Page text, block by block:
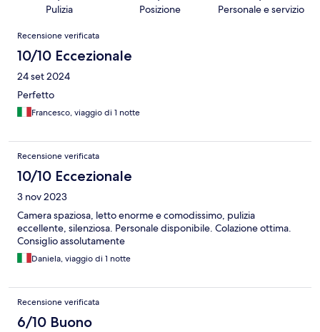
Pulizia Posizione Personale e servizio
Recensioni
Recensione verificata
10/10 Eccezionale
24 set 2024
Perfetto
Francesco, viaggio di 1 notte
Recensione verificata
10/10 Eccezionale
3 nov 2023
Camera spaziosa, letto enorme e comodissimo, pulizia
eccellente, silenziosa. Personale disponibile. Colazione ottima.
Consiglio assolutamente
Daniela, viaggio di 1 notte
Recensione verificata
6/10 Buono